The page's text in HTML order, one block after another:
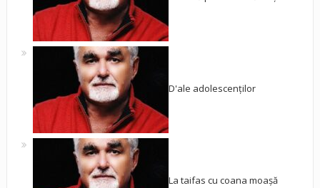
D'ale adolescenților
La taifas cu coana moașă